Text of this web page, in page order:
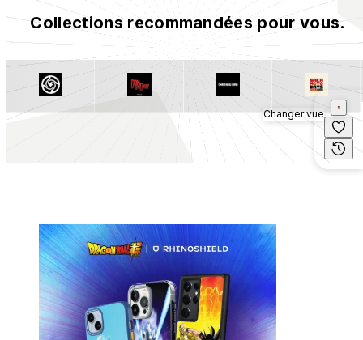
Collections recommandées pour vous.
Changer vue